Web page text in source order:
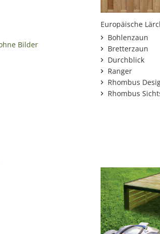
Europäische
Bohlenzaun
Bretterzaun
Durchblick
Ranger
Rhombus
Rhombus
Bilder